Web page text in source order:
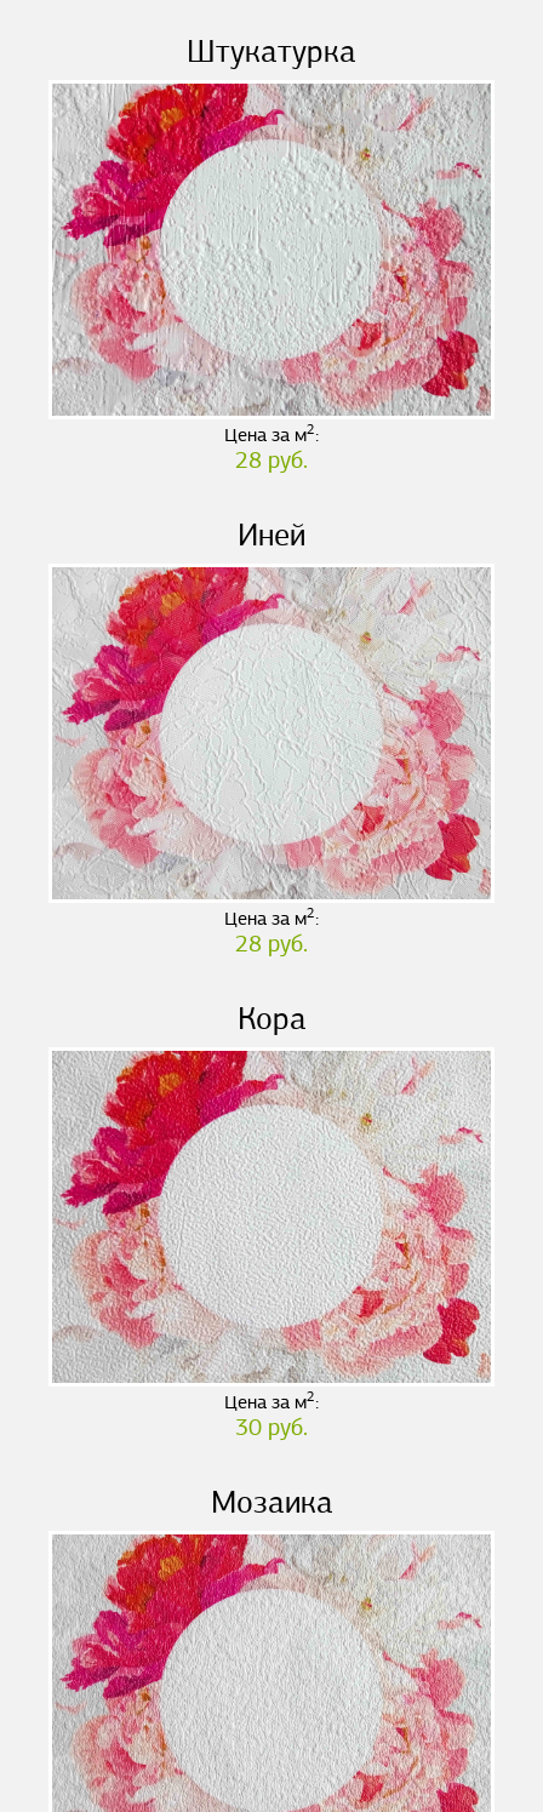
Штукатурка
Цена за м2:
28 руб.
Иней
Цена за м2:
28 руб.
Кора
Цена за м2:
30 руб.
Мозаика